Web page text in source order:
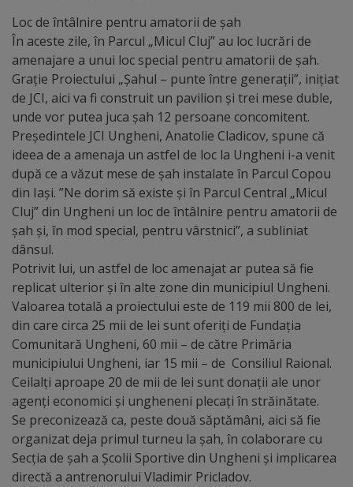
Sculpturi
(harta
sculpturilor)
Monumente
arhitecturale
Personalități
marcante
de
performanță
Orașul
în
imagini
Galerie
video
Loc de întâlnire pentru amatorii de șah
În aceste zile, în Parcul „Micul Cluj” au loc lucrări de
amenajare a unui loc special pentru amatorii de șah.
Grație Proiectului „Șahul – punte între generații”, inițiat
de JCI, aici va fi construit un pavilion și trei mese duble,
unde vor putea juca șah 12 persoane concomitent.
Președintele JCI Ungheni, Anatolie Cladicov, spune că
ideea de a amenaja un astfel de loc la Ungheni i-a venit
după ce a văzut mese de șah instalate în Parcul Copou
din Iași. ”Ne dorim să existe și în Parcul Central „Micul
Cluj” din Ungheni un loc de întâlnire pentru amatorii de
șah și, în mod special, pentru vârstnici”, a subliniat
dânsul.
Potrivit lui, un astfel de loc amenajat ar putea să fie
replicat ulterior și în alte zone din municipiul Ungheni.
Valoarea totală a proiectului este de 119 mii 800 de lei,
din care circa 25 mii de lei sunt oferiți de Fundația
Comunitară Ungheni, 60 mii – de către Primăria
municipiului Ungheni, iar 15 mii – de Consiliul Raional.
Ceilalți aproape 20 de mii de lei sunt donații ale unor
agenți economici și ungheneni plecați în străinătate.
Se preconizează ca, peste două săptămâni, aici să fie
organizat deja primul turneu la șah, în colaborare cu
Secția de șah a Școlii Sportive din Ungheni și implicarea
directă a antrenorului Vladimir Pricladov.